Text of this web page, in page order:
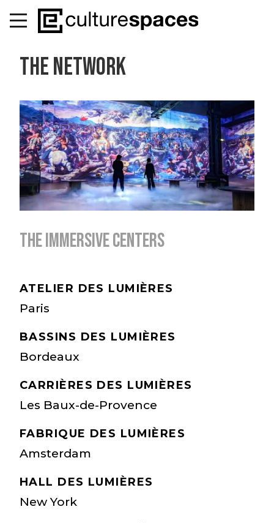
THE NETWORK
THE IMMERSIVE CENTERS
ATELIER DES LUMIÈRES
Paris
BASSINS DES LUMIÈRES
Bordeaux
CARRIÈRES DES LUMIÈRES
Les Baux-de-Provence
FABRIQUE DES LUMIÈRES
Amsterdam
HALL DES LUMIÈRES
New York